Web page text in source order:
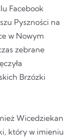
Facebook
Pyszności na
w Nowym
zebrane
Brzózki
Wicedziekan
który w imieniu